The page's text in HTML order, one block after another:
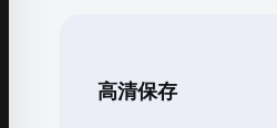
高清保存